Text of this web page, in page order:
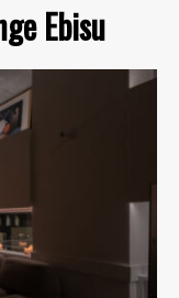
Ebisu